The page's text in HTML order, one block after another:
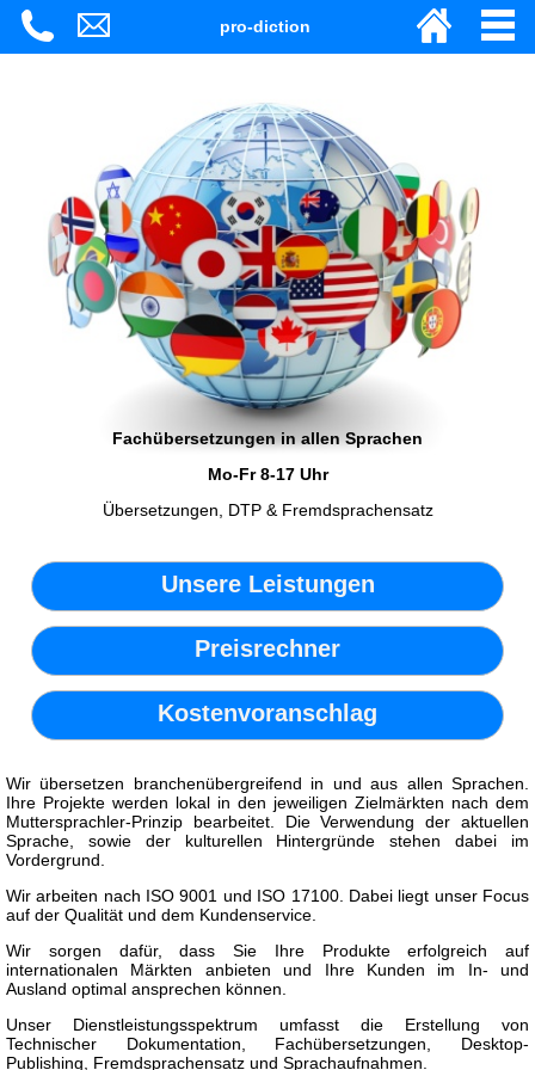
pro-diction
Fachübersetzungen in allen Sprachen
Mo-Fr 8-17 Uhr
Übersetzungen, DTP & Fremdsprachensatz
Unsere Leistungen
Preisrechner
Kostenvoranschlag
Wir übersetzen branchenübergreifend in und aus allen Sprachen.
Ihre Projekte werden lokal in den jeweiligen Zielmärkten nach dem
Muttersprachler-Prinzip bearbeitet. Die Verwendung der aktuellen
Sprache, sowie der kulturellen Hintergründe stehen dabei im
Vordergrund.
Wir arbeiten nach ISO 9001 und ISO 17100. Dabei liegt unser Focus
auf der Qualität und dem Kundenservice.
Wir sorgen dafür, dass Sie Ihre Produkte erfolgreich auf
internationalen Märkten anbieten und Ihre Kunden im In- und
Ausland optimal ansprechen können.
Unser Dienstleistungsspektrum umfasst die Erstellung von
Technischer Dokumentation, Fachübersetzungen, Desktop-
Publishing, Fremdsprachensatz und Sprachaufnahmen.